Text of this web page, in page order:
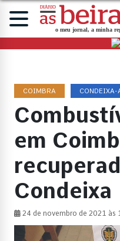
COIMBRA CONDEIXA-
em
Condeixa
24 de novembro de 2021 às